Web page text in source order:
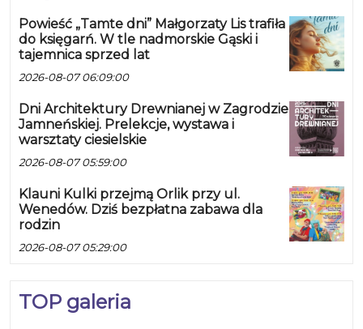
Powieść „Tamte dni” Małgorzaty Lis trafiła
do księgarń. W tle nadmorskie Gąski i
tajemnica sprzed lat
2026-08-07 06:09:00
Dni Architektury Drewnianej w Zagrodzie
Jamneńskiej. Prelekcje, wystawa i
warsztaty ciesielskie
2026-08-07 05:59:00
Klauni Kulki przejmą Orlik przy ul.
Wenedów. Dziś bezpłatna zabawa dla
rodzin
2026-08-07 05:29:00
TOP galeria